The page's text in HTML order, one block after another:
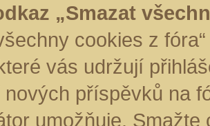
„Smazat
cookies z
vás udržují
příspěvků na
umožňuje.